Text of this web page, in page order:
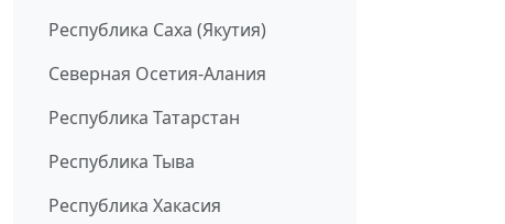
Республика Саха (Якутия)
Северная Осетия-Алания
Республика Татарстан
Республика Тыва
Республика Хакасия